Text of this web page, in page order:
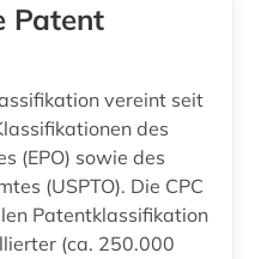
(17)
Patent
vereint seit
des
(EPO) sowie des
Die CPC
Patentklassifikation
(ca. 250.000